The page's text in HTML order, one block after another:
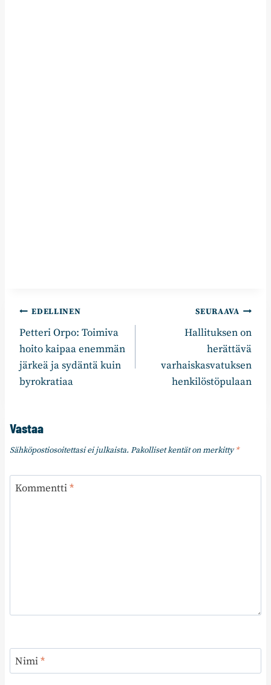
Artikkelien
selaus
EDELLINEN
Petteri Orpo: Toimiva
hoito kaipaa enemmän
järkeä ja sydäntä kuin
byrokratiaa
SEURAAVA
Hallituksen on
herättävä
varhaiskasvatuksen
henkilöstöpulaan
Vastaa
Sähköpostiosoitettasi ei julkaista. Pakolliset kentät on merkitty*
Kommentti*
Nimi*